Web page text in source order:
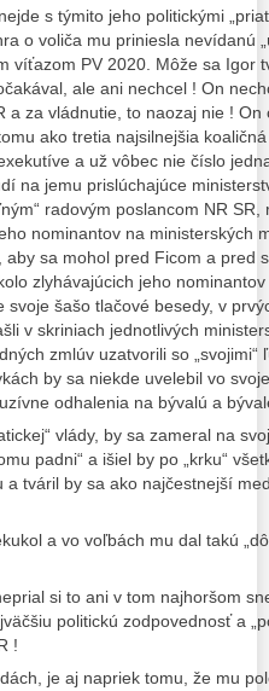
s týmito jeho politickými
o voliča mu priniesla nevídanú
víťazom PV 2020. Môže sa Igor
ale ani nechcel ! On
a za vládnutie, to naozaj nie !
ako tretia najsilnejšia
a už vôbec nie číslo
na jemu prislúchajúce
radovým poslancom NR
nominantov na ministerských
sa mohol pred Ficom a pred
zlyhávajúcich jeho
svoje šašo tlačové besedy, v
v skriniach jednotlivých
zmlúv uzatvorili so
by sa niekde uvelebil vo
odhalenia na bývalú a
vlády, by sa zameral na
padni“ a išiel by po „krku“
a tváril by sa ako najčestnejší
a vo voľbách mu dal takú
si to ani v tom najhoršom
politickú zodpovednosť a
!
je aj napriek tomu, že mu